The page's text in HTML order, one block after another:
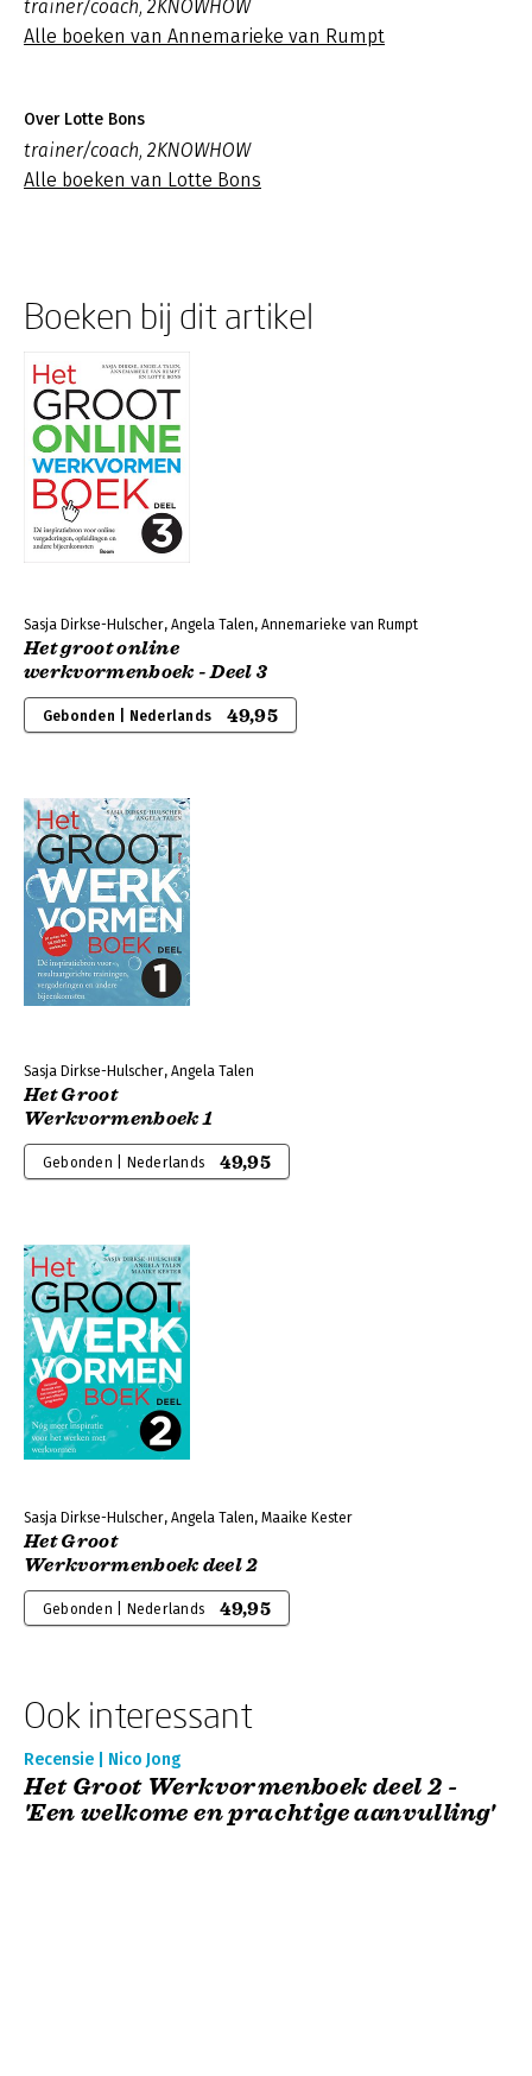
trainer/coach, 2KNOWHOW
Alle boeken van Annemarieke van Rumpt
Over Lotte Bons
trainer/coach, 2KNOWHOW
Alle boeken van Lotte Bons
Boeken bij dit artikel
Sasja Dirkse-Hulscher, Angela Talen, Annemarieke van Rumpt
Het groot online
werkvormenboek - Deel 3
Gebonden | Nederlands 49,95
Sasja Dirkse-Hulscher, Angela Talen
Het Groot
Werkvormenboek 1
Gebonden | Nederlands 49,95
Sasja Dirkse-Hulscher, Angela Talen, Maaike Kester
Het Groot
Werkvormenboek deel 2
Gebonden | Nederlands 49,95
Ook interessant
Recensie | Nico Jong
Het Groot Werkvormenboek deel 2 -
'Een welkome en prachtige aanvulling'